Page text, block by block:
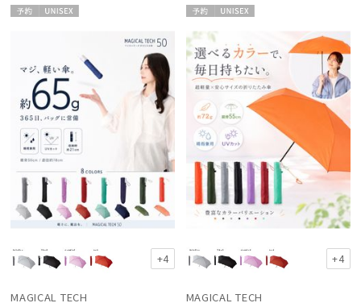
+4
MAGICAL TECH
X
+4
MAGICAL TECH